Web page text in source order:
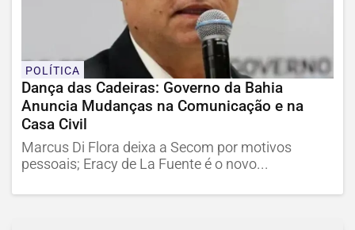
POLÍTICA
Dança das Cadeiras: Governo da Bahia
Anuncia Mudanças na Comunicação e na
Casa Civil
Marcus Di Flora deixa a Secom por motivos
pessoais; Eracy de La Fuente é o novo...